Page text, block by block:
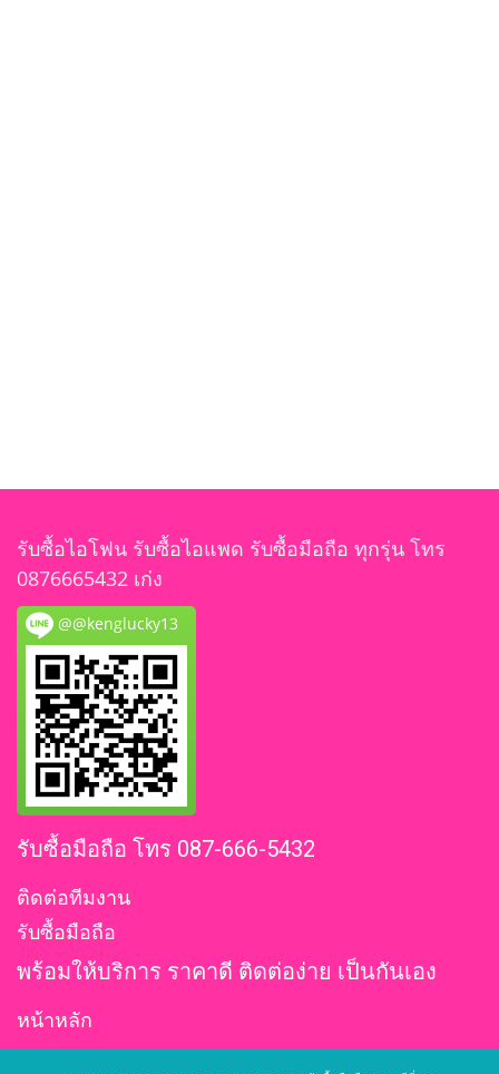
รับซื้อไอโฟน รับซื้อไอแพด รับซื้อมือถือ ทุกรุ่น โทร
0876665432 เก่ง
@@kenglucky13
รับซื้อมือถือ โทร 087-666-5432
ติดต่อทีมงาน
รับซื้อมือถือ
พร้อมให้บริการ ราคาดี ติดต่อง่าย เป็นกันเอง
หน้าหลัก